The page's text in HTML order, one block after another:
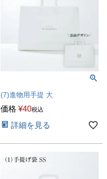
(7)進物用手提 大
価格 ¥40税込
詳細を見る